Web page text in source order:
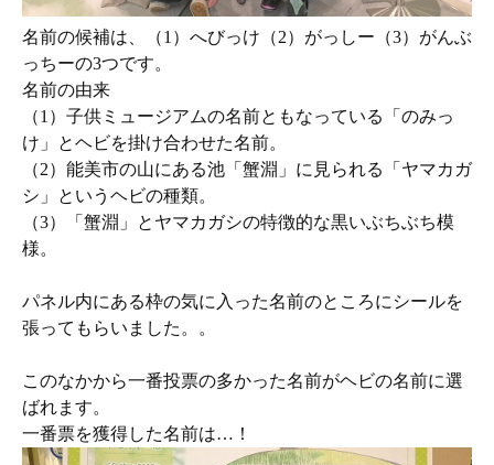
名前の候補は、（1）へびっけ（2）がっしー（3）がんぶ
っちーの3つです。
名前の由来
（1）子供ミュージアムの名前ともなっている「のみっ
け」とヘビを掛け合わせた名前。
（2）能美市の山にある池「蟹淵」に見られる「ヤマカガ
シ」というヘビの種類。
（3）「蟹淵」とヤマカガシの特徴的な黒いぶちぶち模
様。
パネル内にある枠の気に入った名前のところにシールを
張ってもらいました。。
このなかから一番投票の多かった名前がヘビの名前に選
ばれます。
一番票を獲得した名前は…！